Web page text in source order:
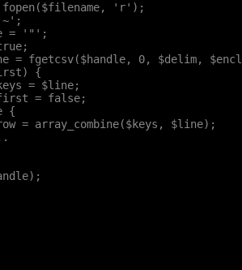
'r');
= '"';
= fgetcsv($handle, 0, $delim,
{
= $line;
= false;
{
= array_combine($keys, $line);